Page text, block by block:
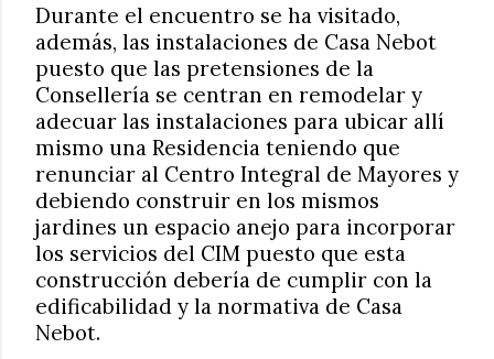
Durante el encuentro se ha visitado,
además, las instalaciones de Casa Nebot
puesto que las pretensiones de la
Consellería se centran en remodelar y
adecuar las instalaciones para ubicar allí
mismo una Residencia teniendo que
renunciar al Centro Integral de Mayores y
debiendo construir en los mismos
jardines un espacio anejo para incorporar
los servicios del CIM puesto que esta
construcción debería de cumplir con la
edificabilidad y la normativa de Casa
Nebot.